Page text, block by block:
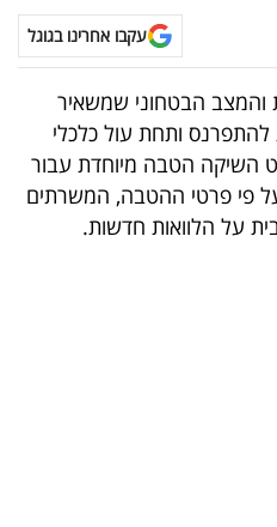
עקבו אחרינו בגוגל
הבטחוני שמשאיר
להתפרנס ותחת עול כלכלי
השיקה הטבה מיוחדת עבור
פי פרטי ההטבה, המשרתים